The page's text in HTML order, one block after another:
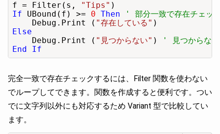
f = Filter(s,
"Tips"
If UBound(f) >= 0 Then
' 部分一致で存在チェッ
    Debug.Print (
"存在している"
Else
    Debug.Print (
"見つからない" )
' 見つからない
End If
完全一致で存在チェックするには、Filter 関数を使わない
でループしてできます。関数を作成すると便利です。つい
でに文字列以外にも対応するため Variant 型で比較してい
ます。